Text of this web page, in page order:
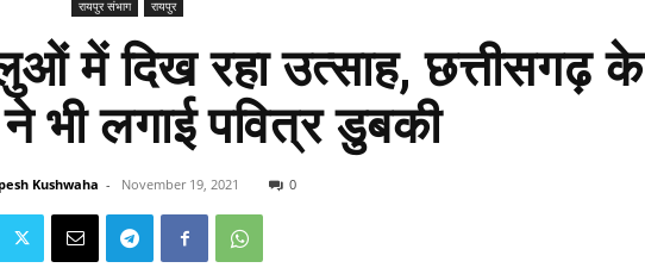
रायपुर संभाग रायपुर
में दिख रहा उत्साह, छत्तीसगढ़ के
भी लगाई पवित्र डुबकी
Kushwaha - November 19, 2021 0